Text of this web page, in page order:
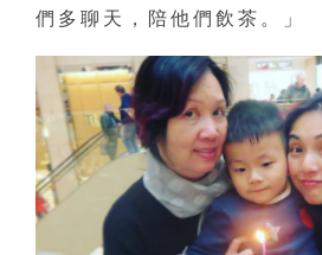
們多聊天，陪他們飲茶。」